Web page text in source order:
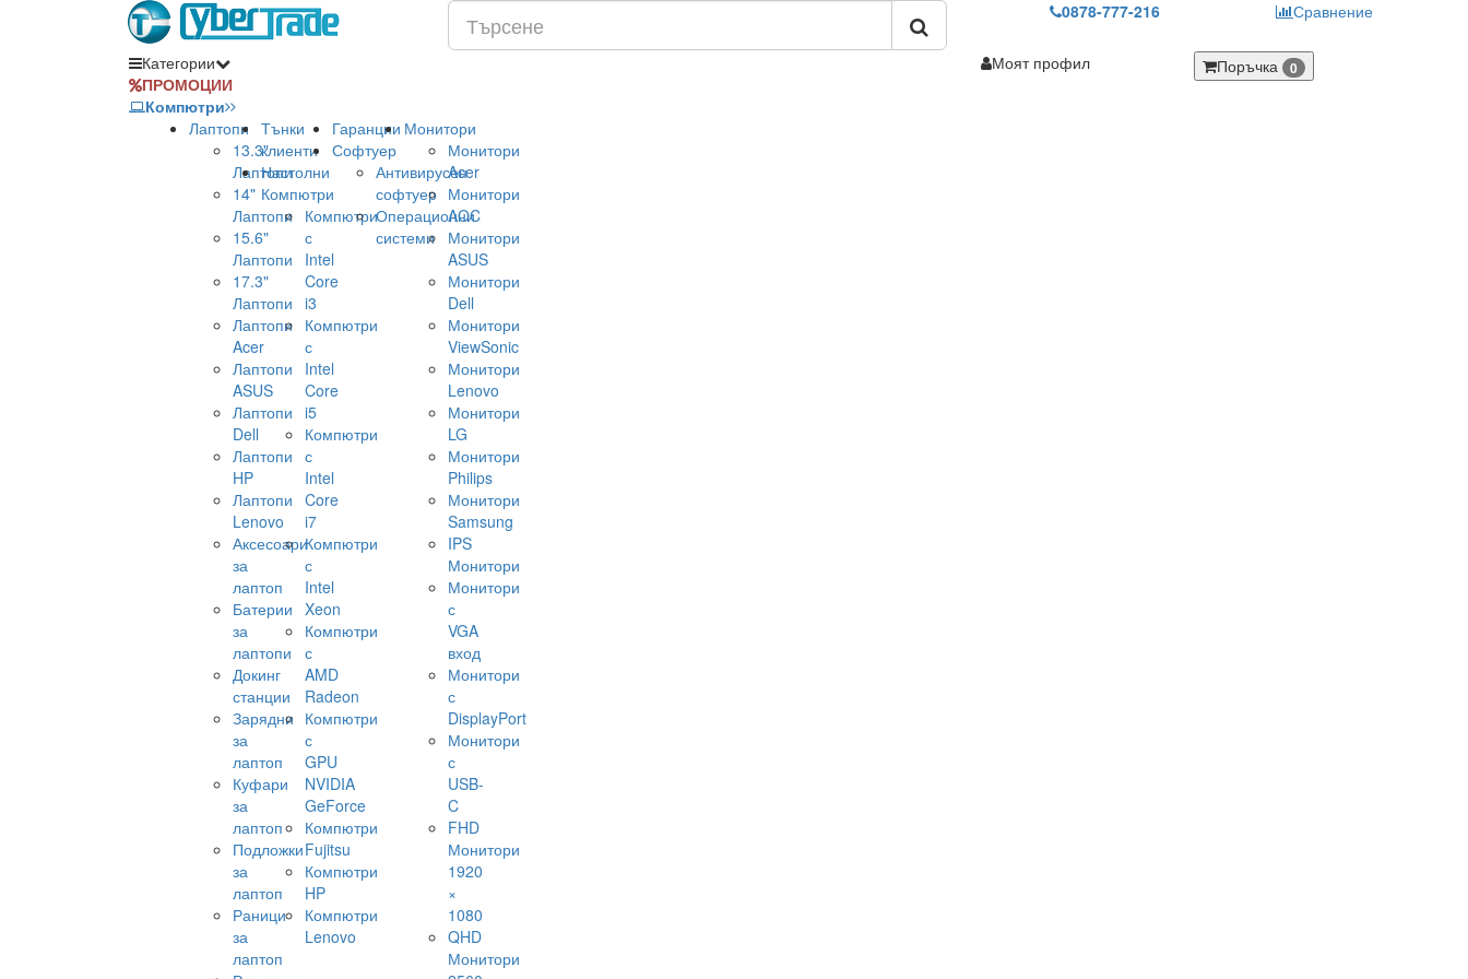
0878-777-216 Сравнение
Категории
ПРОМОЦИИ
Компютри
Лаптопи
13.3"
Лаптопи
14"
Лаптопи
15.6"
Лаптопи
17.3"
Лаптопи
Лаптопи
Acer
Лаптопи
ASUS
Лаптопи
Dell
Лаптопи
HP
Лаптопи
Lenovo
Аксесоари
за
лаптоп
Батерии
за
лаптопи
Докинг
станции
Зарядни
за
лаптоп
Куфари
за
лаптоп
Подложки
за
лаптоп
Раници
за
лаптоп
Тънки
клиенти
Настолни
Компютри
Компютри
с
Intel
Core
i3
Компютри
с
Intel
Core
i5
Компютри
с
Intel
Core
i7
Компютри
с
Intel
Xeon
Компютри
с
AMD
Radeon
Компютри
с
GPU
NVIDIA
GeForce
Компютри
Fujitsu
Компютри
HP
Компютри
Lenovo
Гаранции
Софтуер
Антивирусен
софтуер
Операционни
системи
Монитори
Монитори
Acer
Монитори
AOC
Монитори
ASUS
Монитори
Dell
Монитори
ViewSonic
Монитори
Lenovo
Монитори
LG
Монитори
Philips
Монитори
Samsung
IPS
Монитори
Монитори
с
VGA
вход
Монитори
с
DisplayPort
Монитори
с
USB-
C
FHD
Монитори
1920
×
1080
QHD
Монитори
Моят профил Поръчка 0